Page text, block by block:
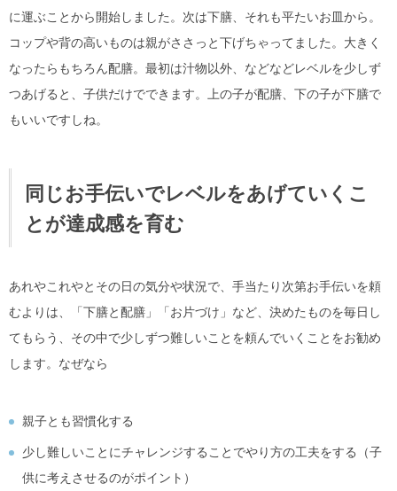
に運ぶことから開始しました。次は下膳、それも平たいお皿から。
コップや背の高いものは親がささっと下げちゃってました。大きく
なったらもちろん配膳。最初は汁物以外、などなどレベルを少しず
つあげると、子供だけでできます。上の子が配膳、下の子が下膳で
もいいですしね。
同じお手伝いでレベルをあげていくこ
とが達成感を育む
あれやこれやとその日の気分や状況で、手当たり次第お手伝いを頼
むよりは、「下膳と配膳」「お片づけ」など、決めたものを毎日し
てもらう、その中で少しずつ難しいことを頼んでいくことをお勧め
します。なぜなら
親子とも習慣化する
少し難しいことにチャレンジすることでやり方の工夫をする（子
供に考えさせるのがポイント）